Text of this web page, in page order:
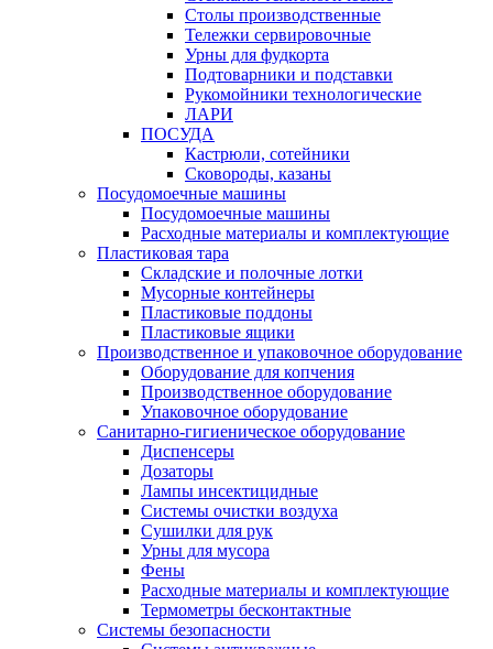
Столы производственные
Тележки сервировочные
Урны для фудкорта
Подтоварники и подставки
Рукомойники технологические
ЛАРИ
ПОСУДА
Кастрюли, сотейники
Сковороды, казаны
Посудомоечные машины
Посудомоечные машины
Расходные материалы и комплектующие
Пластиковая тара
Складские и полочные лотки
Мусорные контейнеры
Пластиковые поддоны
Пластиковые ящики
Производственное и упаковочное оборудование
Оборудование для копчения
Производственное оборудование
Упаковочное оборудование
Санитарно-гигиеническое оборудование
Диспенсеры
Дозаторы
Лампы инсектицидные
Системы очистки воздуха
Сушилки для рук
Урны для мусора
Фены
Расходные материалы и комплектующие
Термометры бесконтактные
Системы безопасности